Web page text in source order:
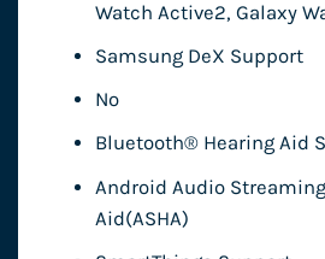
Watch Active2, Galaxy
Samsung DeX Support
No
Bluetooth® Hearing Aid
Android Audio
Aid(ASHA)